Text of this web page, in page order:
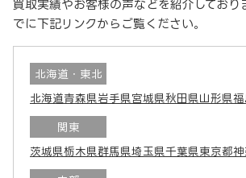
買取実績やお客様の声などを紹介しており
でに下記リンクからご覧ください。
北海道・東北
北海道青森県岩手県宮城県秋田県山形県
関東
茨城県栃木県群馬県埼玉県千葉県東京都